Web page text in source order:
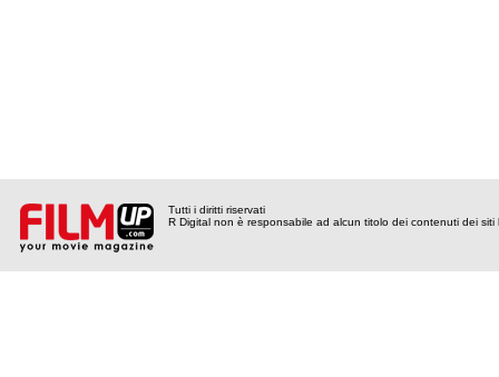
Tutti i diritti riservati
R Digital non è responsabile ad alcun titolo dei contenuti dei siti